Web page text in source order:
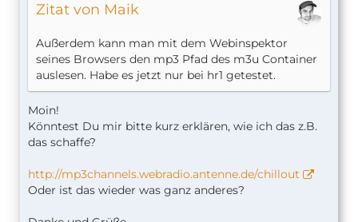
Zitat von Maik
Außerdem kann man mit dem Webinspektor
seines Browsers den mp3 Pfad des m3u Container
auslesen. Habe es jetzt nur bei hr1 getestet.
Moin!
Könntest Du mir bitte kurz erklären, wie ich das z.B.
das schaffe?
http://mp3channels.webradio.antenne.de/chillout
Oder ist das wieder was ganz anderes?